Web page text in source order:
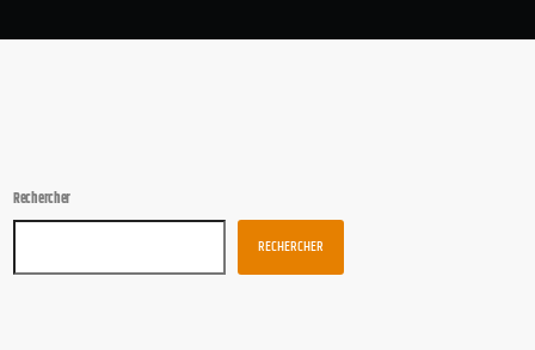
Rechercher
RECHERCHER